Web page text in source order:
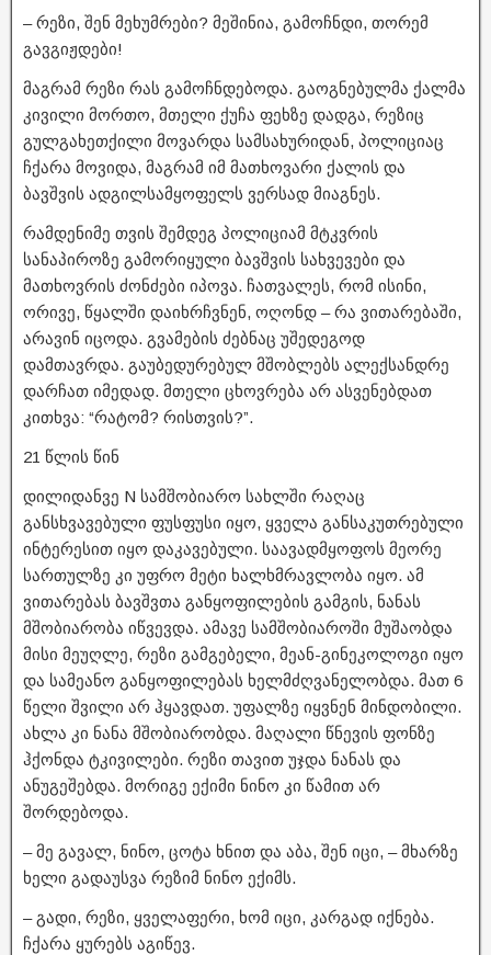
– რეზი, შენ მეხუმრები? მეშინია, გამოჩნდი, თორემ
გავგიჟდები!
მაგრამ რეზი რას გამოჩნდებოდა. გაოგნებულმა ქალმა
კივილი მორთო, მთელი ქუჩა ფეხზე დადგა, რეზიც
გულგახეთქილი მოვარდა სამსახურიდან, პოლიციაც
ჩქარა მოვიდა, მაგრამ იმ მათხოვარი ქალის და
ბავშვის ადგილსამყოფელს ვერსად მიაგნეს.
რამდენიმე თვის შემდეგ პოლიციამ მტკვრის
სანაპიროზე გამორიყული ბავშვის სახვევები და
მათხოვრის ძონძები იპოვა. ჩათვალეს, რომ ისინი,
ორივე, წყალში დაიხრჩვნენ, ოღონდ – რა ვითარებაში,
არავინ იცოდა. გვამების ძებნაც უშედეგოდ
დამთავრდა. გაუბედურებულ მშობლებს ალექსანდრე
დარჩათ იმედად. მთელი ცხოვრება არ ასვენებდათ
კითხვა: “რატომ? რისთვის?”.
21 წლის წინ
დილიდანვე N სამშობიარო სახლში რაღაც
განსხვავებული ფუსფუსი იყო, ყველა განსაკუთრებული
ინტერესით იყო დაკავებული. საავადმყოფოს მეორე
სართულზე კი უფრო მეტი ხალხმრავლობა იყო. ამ
ვითარებას ბავშვთა განყოფილების გამგის, ნანას
მშობიარობა იწვევდა. ამავე სამშობიაროში მუშაობდა
მისი მეუღლე, რეზი გამგებელი, მეან-გინეკოლოგი იყო
და სამეანო განყოფილებას ხელმძღვანელობდა. მათ 6
წელი შვილი არ ჰყავდათ. უფალზე იყვნენ მინდობილი.
ახლა კი ნანა მშობიარობდა. მაღალი წნევის ფონზე
ჰქონდა ტკივილები. რეზი თავით უჯდა ნანას და
ანუგეშებდა. მორიგე ექიმი ნინო კი წამით არ
შორდებოდა.
– მე გავალ, ნინო, ცოტა ხნით და აბა, შენ იცი, – მხარზე
ხელი გადაუსვა რეზიმ ნინო ექიმს.
– გადი, რეზი, ყველაფერი, ხომ იცი, კარგად იქნება.
ჩქარა ყურებს აგიწევ.